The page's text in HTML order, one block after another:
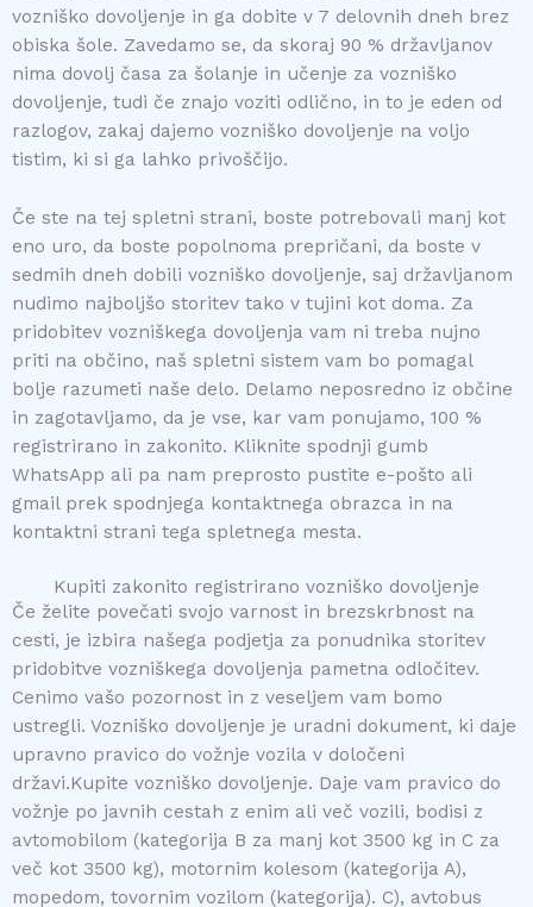
vozniško dovoljenje in ga dobite v 7 delovnih dneh brez
obiska šole. Zavedamo se, da skoraj 90 % državljanov
nima dovolj časa za šolanje in učenje za vozniško
dovoljenje, tudi če znajo voziti odlično, in to je eden od
razlogov, zakaj dajemo vozniško dovoljenje na voljo
tistim, ki si ga lahko privoščijo.
Če ste na tej spletni strani, boste potrebovali manj kot
eno uro, da boste popolnoma prepričani, da boste v
sedmih dneh dobili vozniško dovoljenje, saj državljanom
nudimo najboljšo storitev tako v tujini kot doma. Za
pridobitev vozniškega dovoljenja vam ni treba nujno
priti na občino, naš spletni sistem vam bo pomagal
bolje razumeti naše delo. Delamo neposredno iz občine
in zagotavljamo, da je vse, kar vam ponujamo, 100 %
registrirano in zakonito. Kliknite spodnji gumb
WhatsApp ali pa nam preprosto pustite e-pošto ali
gmail prek spodnjega kontaktnega obrazca in na
kontaktni strani tega spletnega mesta.
Kupiti zakonito registrirano vozniško dovoljenje
Če želite povečati svojo varnost in brezskrbnost na
cesti, je izbira našega podjetja za ponudnika storitev
pridobitve vozniškega dovoljenja pametna odločitev.
Cenimo vašo pozornost in z veseljem vam bomo
ustregli. Vozniško dovoljenje je uradni dokument, ki daje
upravno pravico do vožnje vozila v določeni
državi.Kupite vozniško dovoljenje. Daje vam pravico do
vožnje po javnih cestah z enim ali več vozili, bodisi z
avtomobilom (kategorija B za manj kot 3500 kg in C za
več kot 3500 kg), motornim kolesom (kategorija A),
mopedom, tovornim vozilom (kategorija). C), avtobus